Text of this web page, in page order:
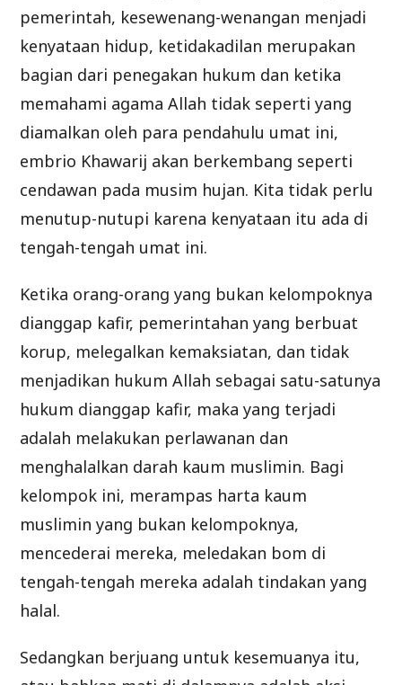
pemerintah, kesewenang-wenangan menjadi
kenyataan hidup, ketidakadilan merupakan
bagian dari penegakan hukum dan ketika
memahami agama Allah tidak seperti yang
diamalkan oleh para pendahulu umat ini,
embrio Khawarij akan berkembang seperti
cendawan pada musim hujan. Kita tidak perlu
menutup-nutupi karena kenyataan itu ada di
tengah-tengah umat ini.
Ketika orang-orang yang bukan kelompoknya
dianggap kafir, pemerintahan yang berbuat
korup, melegalkan kemaksiatan, dan tidak
menjadikan hukum Allah sebagai satu-satunya
hukum dianggap kafir, maka yang terjadi
adalah melakukan perlawanan dan
menghalalkan darah kaum muslimin. Bagi
kelompok ini, merampas harta kaum
muslimin yang bukan kelompoknya,
mencederai mereka, meledakan bom di
tengah-tengah mereka adalah tindakan yang
halal.
Sedangkan berjuang untuk kesemuanya itu,